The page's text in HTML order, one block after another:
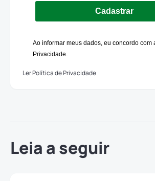
Cadastrar
Ao informar meus dados, eu concordo com
Privacidade.
Ler Política de Privacidade
Leia a seguir